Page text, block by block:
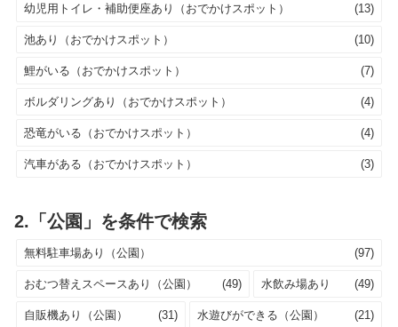
幼児用トイレ・補助便座あり（おでかけスポット） (13)
池あり（おでかけスポット） (10)
鯉がいる（おでかけスポット） (7)
ボルダリングあり（おでかけスポット） (4)
恐竜がいる（おでかけスポット） (4)
汽車がある（おでかけスポット） (3)
2.「公園」を条件で検索
無料駐車場あり（公園） (97)
おむつ替えスペースあり（公園） (49) 水飲み場あり (49)
自販機あり（公園） (31) 水遊びができる（公園） (21)